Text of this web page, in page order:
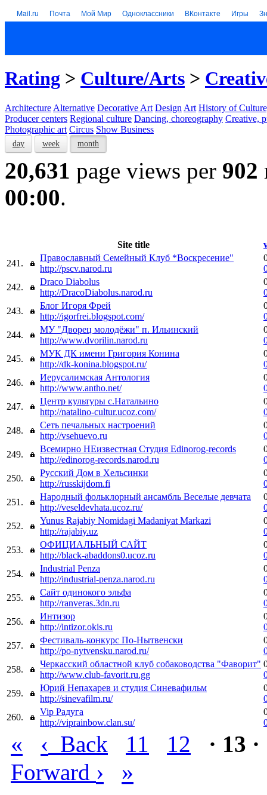
Mail.ru Почта Мой Мир Одноклассники ВКонтакте Игры
Rating > Culture/Arts >
Architecture Alternative Decorative Art Design Art History of
Producer centers Regional culture Dancing, choreography Creative,
Photographic art Circus Show Business
day week month
20,631 page views per 902
00:00.
Site title
241.
Православный Семейный Клуб *Воскресение"
http://pscv.narod.ru
242.
Draco Diabolus
http://DracoDiabolus.narod.ru
243.
Блог Игоря Фрей
http://igorfrei.blogspot.com/
244.
МУ "Дворец молодёжи" п. Ильинский
http://www.dvorilin.narod.ru
245.
МУК ДК имени Григория Конина
http://dk-konina.blogspot.ru/
246.
Иерусалимская Антология
http://www.antho.net/
247.
Центр культуры с.Натальино
http://natalino-cultur.ucoz.com/
248.
Сеть печальных настроений
http://vsehuevo.ru
249.
Всемирно НЕизвестная Студия Edinorog-records
http://edinorog-records.narod.ru
250.
Русский Дом в Хельсинки
http://russkijdom.fi
251.
Народный фольклорный ансамбль Веселые девчата
http://veseldevhata.ucoz.ru/
252.
Yunus Rajabiy Nomidagi Madaniyat Markazi
http://rajabiy.uz
253.
ОФИЦИАЛЬНЫЙ САЙТ
http://black-abaddons0.ucoz.ru
254.
Industrial Penza
http://industrial-penza.narod.ru
255.
Cайт одинокого эльфа
http://ranveras.3dn.ru
256.
Интизор
http://intizor.okis.ru
257.
Фестиваль-конкурс По-Нытвенски
http://po-nytvensku.narod.ru/
258.
Черкасский областной клуб собаководства "Фаворит"
http://www.club-favorit.ru.gg
259.
Юрий Непахарев и студия Синевафильм
http://sinevafilm.ru/
260.
Vip Радуга
http://viprainbow.clan.su/
« ‹ Back 11 12
· 13 ·
Forward › »